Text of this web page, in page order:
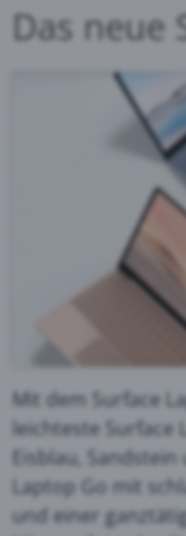
Das neue
Mit dem Surface
leichteste Surface
Eisblau,
Laptop Go mit
und einer